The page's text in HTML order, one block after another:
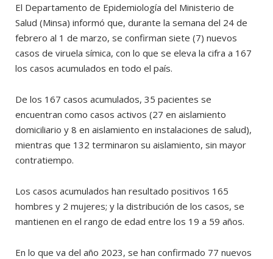
El Departamento de Epidemiología del Ministerio de
Salud (Minsa) informó que, durante la semana del 24 de
febrero al 1 de marzo, se confirman siete (7) nuevos
casos de viruela símica, con lo que se eleva la cifra a 167
los casos acumulados en todo el país.
De los 167 casos acumulados, 35 pacientes se
encuentran como casos activos (27 en aislamiento
domiciliario y 8 en aislamiento en instalaciones de salud),
mientras que 132 terminaron su aislamiento, sin mayor
contratiempo.
Los casos acumulados han resultado positivos 165
hombres y 2 mujeres; y la distribución de los casos, se
mantienen en el rango de edad entre los 19 a 59 años.
En lo que va del año 2023, se han confirmado 77 nuevos